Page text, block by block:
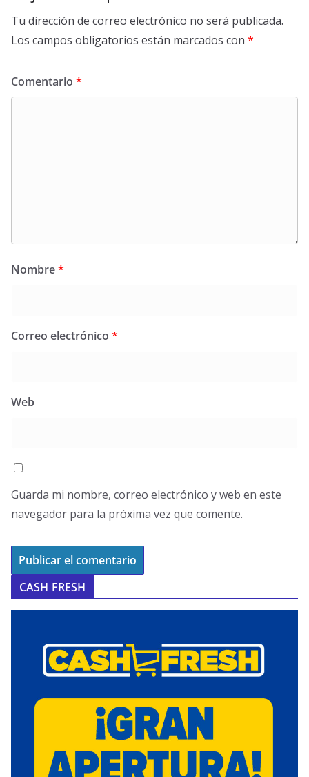
Tu dirección de correo electrónico no será publicada.
Los campos obligatorios están marcados con *
Comentario *
Nombre*
Correo electrónico *
Web
Guarda mi nombre, correo electrónico y web en este
navegador para la próxima vez que comente.
CASH FRESH